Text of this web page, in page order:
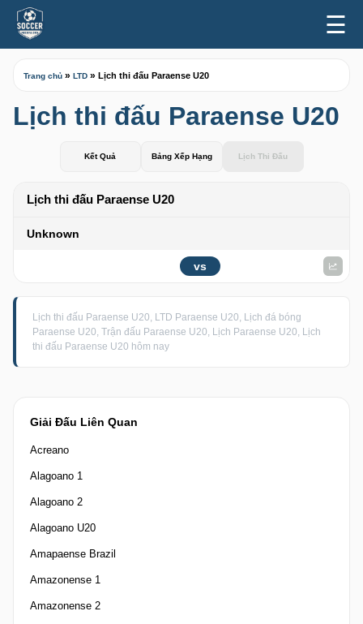
☰
Giải Đấu Liên Quan
Acreano
Alagoano 1
Alagoano 2
Alagoano U20
Amapaense Brazil
Amazonense 1
Amazonense 2
Trang chủ » LTD » Lịch thi đấu Paraense U20
Lịch thi đấu Paraense U20
Kết Quả Bảng Xếp Hạng Lịch Thi Đấu
Lịch thi đấu Paraense U20
Unknown
vs
Lịch thi đấu Paraense U20, LTD Paraense U20, Lịch đá bóng
Paraense U20, Trận đấu Paraense U20, Lịch Paraense U20, Lịch
thi đấu Paraense U20 hôm nay